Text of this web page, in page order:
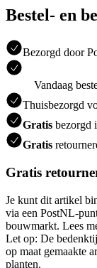
Bestel- en
Bezorgd door
Vandaag
Thuisbezorgd
Gratis bezorgd
Gratis
Gratis
Je kunt dit artikel
via een PostNL-
bouwmarkt. Lees
Let op: De
op maat gemaakte
planten.